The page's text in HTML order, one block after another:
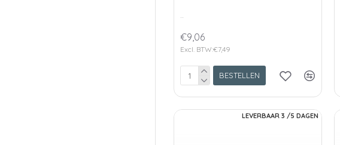
€9,06
Excl. BTW:€7,49
BESTELLEN
LEVERBAAR 3 /5 DAGEN